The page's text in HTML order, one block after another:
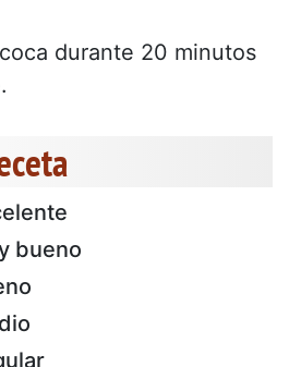
durante 20 minutos
bueno